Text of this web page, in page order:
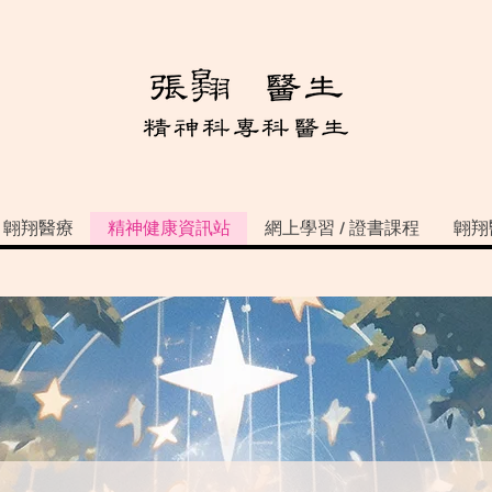
翺翔醫療 精神健康資訊站 網上學習 / 證書課程 翺